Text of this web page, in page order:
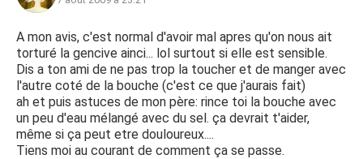
A mon avis, c'est normal d'avoir mal apres qu'on nous ait
torturé la gencive ainci... lol surtout si elle est sensible.
Dis a ton ami de ne pas trop la toucher et de manger avec
l'autre coté de la bouche (c'est ce que j'aurais fait)
ah et puis astuces de mon père: rince toi la bouche avec
un peu d'eau mélangé avec du sel. ça devrait t'aider,
même si ça peut etre douloureux....
Tiens moi au courant de comment ça se passe.